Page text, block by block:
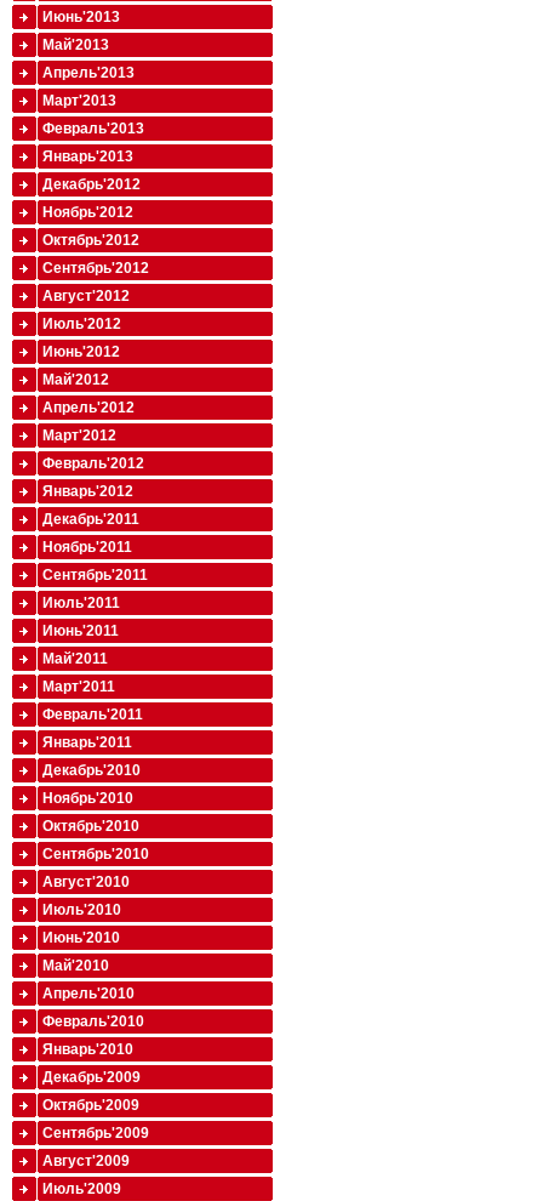
Июнь'2013
Май'2013
Апрель'2013
Март'2013
Февраль'2013
Январь'2013
Декабрь'2012
Ноябрь'2012
Октябрь'2012
Сентябрь'2012
Август'2012
Июль'2012
Июнь'2012
Май'2012
Апрель'2012
Март'2012
Февраль'2012
Январь'2012
Декабрь'2011
Ноябрь'2011
Сентябрь'2011
Июль'2011
Июнь'2011
Май'2011
Март'2011
Февраль'2011
Январь'2011
Декабрь'2010
Ноябрь'2010
Октябрь'2010
Сентябрь'2010
Август'2010
Июль'2010
Июнь'2010
Май'2010
Апрель'2010
Февраль'2010
Январь'2010
Декабрь'2009
Октябрь'2009
Сентябрь'2009
Август'2009
Июль'2009